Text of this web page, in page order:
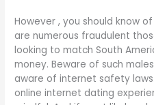
However , you should know
are numerous fraudulent
looking to match South
money. Beware of such
aware of internet safety
online internet dating